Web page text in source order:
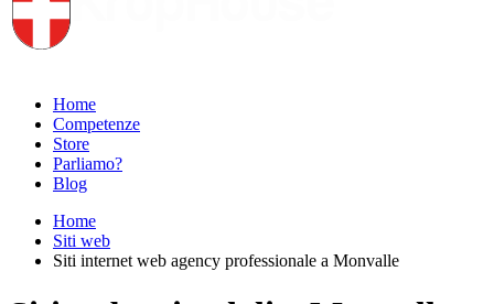
Home
Competenze
Store
Parliamo?
Blog
Home
Siti web
Siti internet web agency professionale a Monvalle